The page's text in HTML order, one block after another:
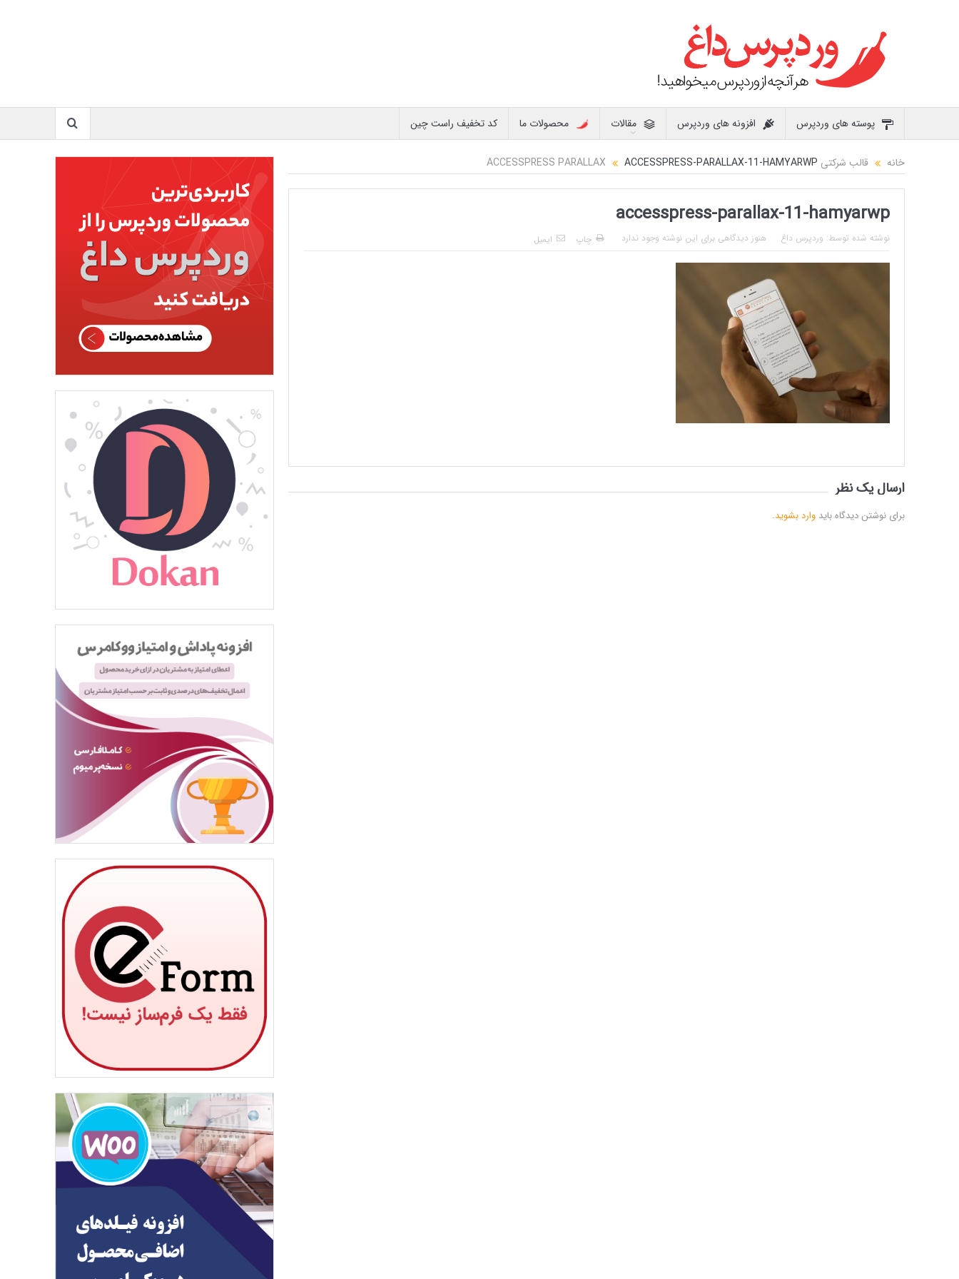
پوسته های وردپرس افزونه های وردپرس مقالات محصولات ما کد تخفیف راست چین
خانه قالب شرکتی ACCESSPRESS PARALLAX ACCESSPRESS-PARALLAX-11-HAMYARWP
accesspress-parallax-11-hamyarwp
نوشته شده توسط: وردپرس داغ هنوز دیدگاهی برای این نوشته وجود ندارد چاپ ایمیل
ارسال یک نظر
برای نوشتن دیدگاه بایدوارد بشوید.